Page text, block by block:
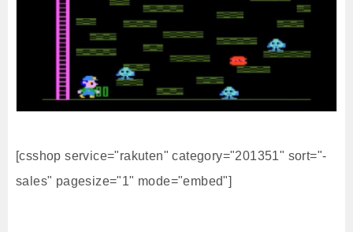
[csshop service="rakuten" category="201351" sort="-
sales" pagesize="1" mode="embed"]